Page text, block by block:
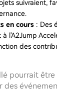
suivraient,
en cours : Des
l'A2Jump
des
pourrait être
des